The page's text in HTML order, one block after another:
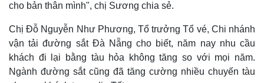
Thế giới
Multimedia
cho bản thân mình", chị Sương chia sẻ.
Chị Đỗ Nguyễn Như Phương, Tổ trưởng Tổ vé, Chi nhánh
vận tải đường sắt Đà Nẵng cho biết, năm nay nhu cầu
khách đi lại bằng tàu hỏa không tăng so với mọi năm.
Ngành đường sắt cũng đã tăng cường nhiều chuyến tàu